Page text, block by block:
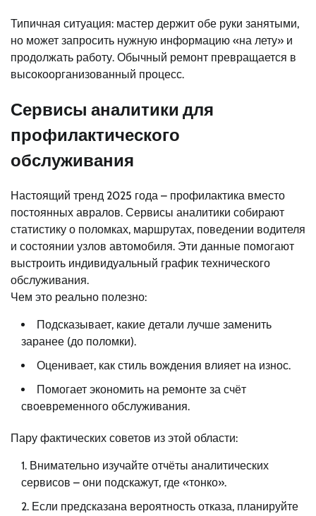
Типичная ситуация: мастер держит обе руки занятыми,
но может запросить нужную информацию «на лету» и
продолжать работу. Обычный ремонт превращается в
высокоорганизованный процесс.
Сервисы аналитики для
профилактического
обслуживания
Настоящий тренд 2025 года – профилактика вместо
постоянных авралов. Сервисы аналитики собирают
статистику о поломках, маршрутах, поведении водителя
и состоянии узлов автомобиля. Эти данные помогают
выстроить индивидуальный график технического
обслуживания.
Чем это реально полезно:
Подсказывает, какие детали лучше заменить
заранее (до поломки).
Оценивает, как стиль вождения влияет на износ.
Помогает экономить на ремонте за счёт
своевременного обслуживания.
Пару фактических советов из этой области:
Внимательно изучайте отчёты аналитических
сервисов – они подскажут, где «тонко».
Если предсказана вероятность отказа, планируйте